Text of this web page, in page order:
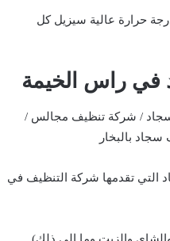
حرارة عالية سيزيل كل
في راس الخيمة
/ شركة تنظيف مجالس /
بالبخار
التي تقدمها شركة التنظيف في